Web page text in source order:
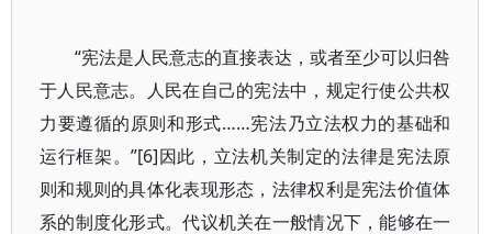
“宪法是人民意志的直接表达，或者至少可以归咎
于人民意志。人民在自己的宪法中，规定行使公共权
力要遵循的原则和形式……宪法乃立法权力的基础和
运行框架。”[6]因此，立法机关制定的法律是宪法原
则和规则的具体化表现形态，法律权利是宪法价值体
系的制度化形式。代议机关在一般情况下，能够在一